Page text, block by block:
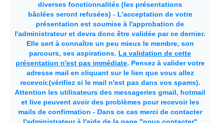
diverses fonctionnalités (les présentations
bâclées seront refusées) - L'acceptation de votre
présentation est soumise à l'approbation de
l'administrateur et devra donc être validée par ce dernier.
Elle sert à connaître un peu mieux le membre, son
parcours, ses aspirations. La validation de cette
présentation n'est pas immédiate. Pensez à valider votre
adresse mail en cliquant sur le lien que vous allez
recevoir.(vérifiez si le mail n'est pas dans vos spams).
Attention les utilisateurs des messageries gmail, hotmail
et live peuvent avoir des problèmes pour recevoir les
mails de confirmation - Dans ce cas merci de contacter